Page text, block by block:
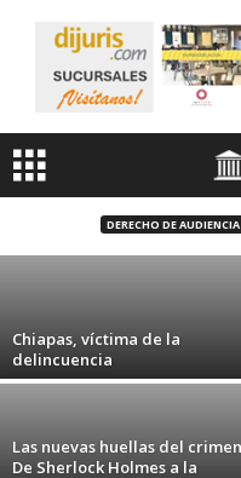
DERECHO DE AUDIENCIA
El viaje y sus
delito
Chiapas, víctima de la
delincuencia
Las nuevas huellas del
De Sherlock Holmes a la